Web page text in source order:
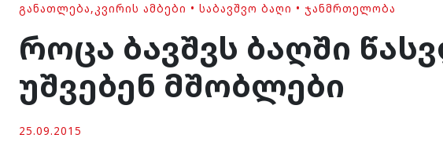
ᲒᲐᲜᲐᲗᲚᲔᲑᲐ,ᲙᲕᲘᲠᲘᲡ ᲐᲛᲑᲔᲑᲘ • ᲡᲐᲑᲐᲕᲨᲕᲝ ᲑᲐᲦᲘ • ᲯᲐᲜᲛᲠᲗᲔᲚᲝᲑᲐ
როცა ბავშვს ბაღში
უშვებენ მშობლები
25.09.2015